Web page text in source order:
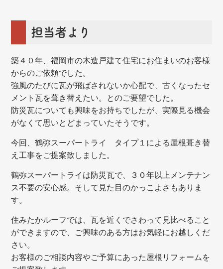
担当者より
築４０年、福岡市の木造戸建て住宅にお住まいのお客様
からのご依頼でした。
強風のたびに瓦が飛ばされないか心配で、古くなったセ
メント瓦を葺き替えたい。とのご要望でした。
防災瓦についても興味をお持ちでしたが、実際見る機会
がなくて思いとどまっていたそうです。
今回、鶴弥スーパートライ タイプ１による屋根葺き替
え工事をご提案致しました。
鶴弥スーパートライは防災瓦で、３０年以上メンテナン
ス不要の安心感。そして見た目のかっこよさもありま
す。
住みたかルーフでは、瓦を近くでさわって見比べること
ができますので、ご興味のある方はお気軽にお越しくだ
さい。
お客様のご相談内容やご予算にあった屋根リフォームを